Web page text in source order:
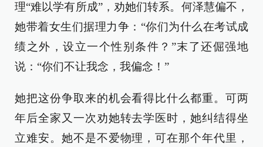
理“难以学有所成”，劝她们转系。何泽慧偏不，
她带着女生们据理力争：“你们为什么在考试成
绩之外，设立一个性别条件？”末了还倔强地
说：“你们不让我念，我偏念！”
她把这份争取来的机会看得比什么都重。可两
年后全家又一次劝她转去学医时，她纠结得坐
立难安。她不是不爱物理，可在那个年代里，